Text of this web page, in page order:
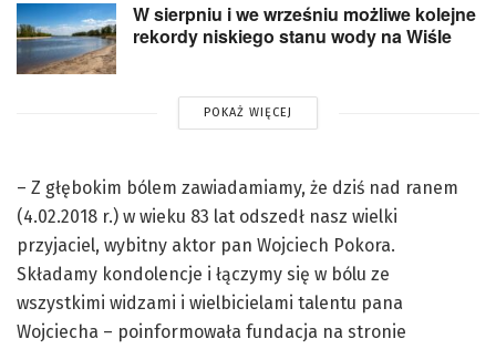
W sierpniu i we wrześniu możliwe kolejne
rekordy niskiego stanu wody na Wiśle
POKAŻ WIĘCEJ
– Z głębokim bólem zawiadamiamy, że dziś nad ranem
(4.02.2018 r.) w wieku 83 lat odszedł nasz wielki
przyjaciel, wybitny aktor pan Wojciech Pokora.
Składamy kondolencje i łączymy się w bólu ze
wszystkimi widzami i wielbicielami talentu pana
Wojciecha – poinformowała fundacja na stronie